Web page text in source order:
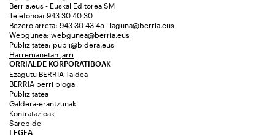
Berria.eus - Euskal Editorea SM
Telefonoa: 943 30 40 30
Bezero arreta: 943 30 43 45 | laguna@berria.eus
Webgunea: webgunea@berria.eus
Publizitatea: publi@bidera.eus
Harremanetan jarri
ORRIALDE KORPORATIBOAK
Ezagutu BERRIA Taldea
BERRIA berri bloga
Publizitatea
Galdera-erantzunak
Kontratazioak
Sarebide
LEGEA